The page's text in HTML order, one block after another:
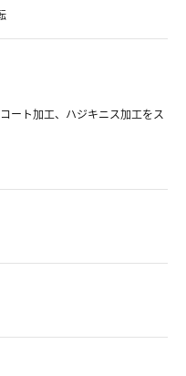
ート加工、ハジキニス加工をス